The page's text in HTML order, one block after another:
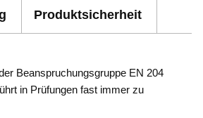
Produktsicherheit
Beanspruchungsgruppe EN 204
in Prüfungen fast immer zu